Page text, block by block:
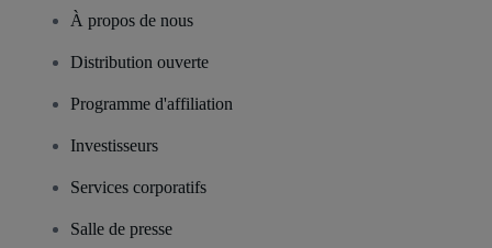
À propos de nous
Distribution ouverte
Programme d'affiliation
Investisseurs
Services corporatifs
Salle de presse